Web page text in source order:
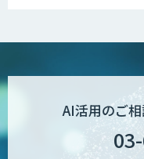
AI活用のご